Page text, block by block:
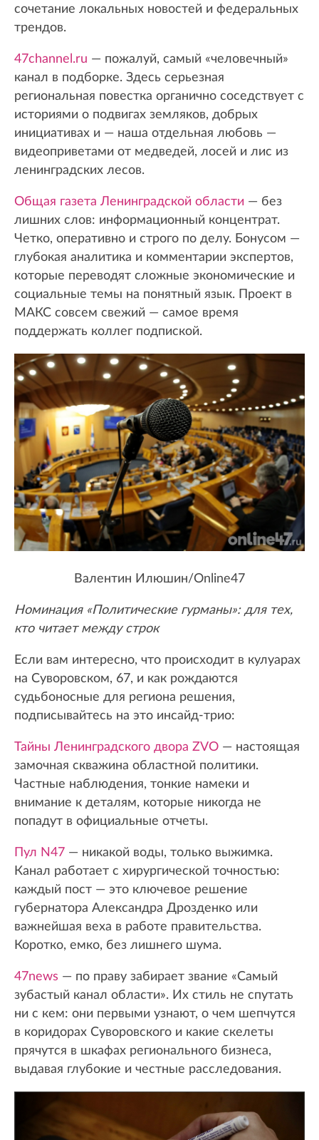
сочетание локальных новостей и федеральных
трендов.
47channel.ru — пожалуй, самый «человечный»
канал в подборке. Здесь серьезная
региональная повестка органично соседствует с
историями о подвигах земляков, добрых
инициативах и — наша отдельная любовь —
видеоприветами от медведей, лосей и лис из
ленинградских лесов.
Общая газета Ленинградской области — без
лишних слов: информационный концентрат.
Четко, оперативно и строго по делу. Бонусом —
глубокая аналитика и комментарии экспертов,
которые переводят сложные экономические и
социальные темы на понятный язык. Проект в
МАКС совсем свежий — самое время
поддержать коллег подпиской.
Валентин Илюшин/Online47
Номинация «Политические гурманы»: для тех,
кто читает между строк
Если вам интересно, что происходит в кулуарах
на Суворовском, 67, и как рождаются
судьбоносные для региона решения,
подписывайтесь на это инсайд-трио:
Тайны Ленинградского двора ZVO — настоящая
замочная скважина областной политики.
Частные наблюдения, тонкие намеки и
внимание к деталям, которые никогда не
попадут в официальные отчеты.
Пул N47 — никакой воды, только выжимка.
Канал работает с хирургической точностью:
каждый пост — это ключевое решение
губернатора Александра Дрозденко или
важнейшая веха в работе правительства.
Коротко, емко, без лишнего шума.
47news — по праву забирает звание «Самый
зубастый канал области». Их стиль не спутать
ни с кем: они первыми узнают, о чем шепчутся
в коридорах Суворовского и какие скелеты
прячутся в шкафах регионального бизнеса,
выдавая глубокие и честные расследования.